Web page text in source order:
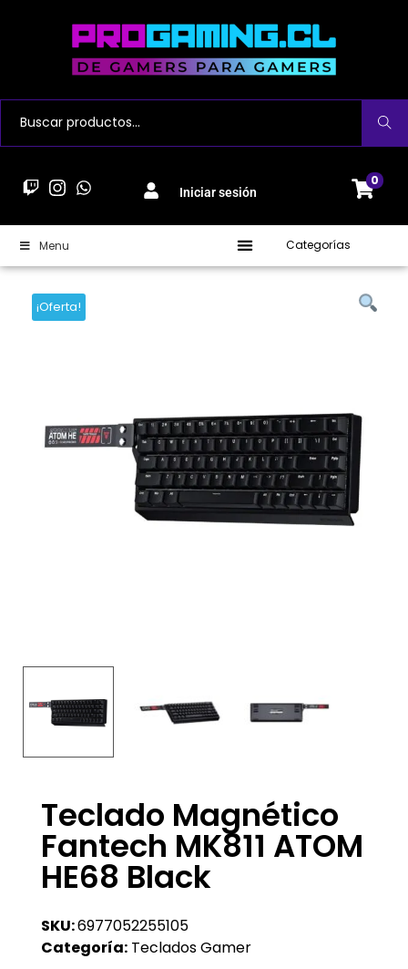
Buscar
Iniciar sesión
0
Menu Categorías
¡Oferta!
Teclado Magnético
Fantech MK811 ATOM
HE68 Black
SKU:6977052255105
Categoría: Teclados Gamer